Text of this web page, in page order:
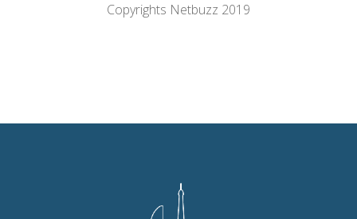
Copyrights Netbuzz 2019